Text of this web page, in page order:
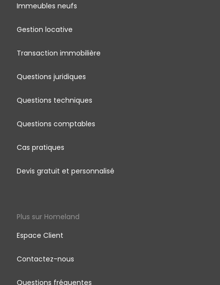
Immeubles neufs
Gestion locative
Transaction immobilière
Questions juridiques
Questions techniques
Questions comptables
Cas pratiques
Devis gratuit et personnalisé
Plus sur Homeland
Espace Client
Contactez-nous
Questions fréquentes